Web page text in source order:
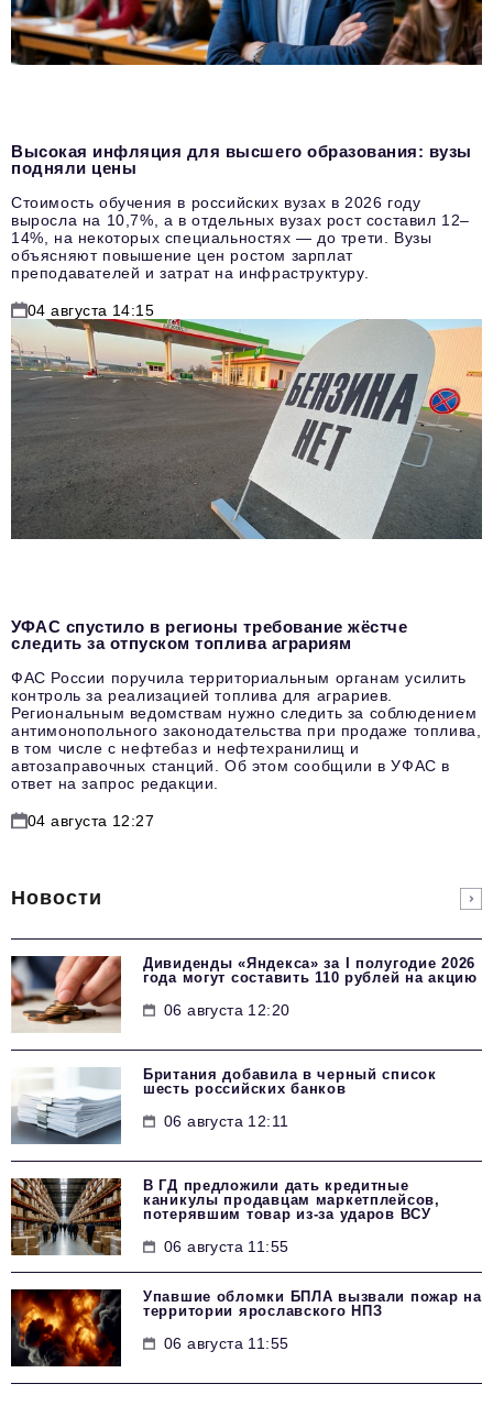
Высокая инфляция для высшего образования: вузы
подняли цены
Стоимость обучения в российских вузах в 2026 году
выросла на 10,7%, а в отдельных вузах рост составил 12–
14%, на некоторых специальностях — до трети. Вузы
объясняют повышение цен ростом зарплат
преподавателей и затрат на инфраструктуру.
04 августа 14:15
УФАС спустило в регионы требование жёстче
следить за отпуском топлива аграриям
ФАС России поручила территориальным органам усилить
контроль за реализацией топлива для аграриев.
Региональным ведомствам нужно следить за соблюдением
антимонопольного законодательства при продаже топлива,
в том числе с нефтебаз и нефтехранилищ и
автозаправочных станций. Об этом сообщили в УФАС в
ответ на запрос редакции.
04 августа 12:27
Новости
Дивиденды «Яндекса» за I полугодие 2026
года могут составить 110 рублей на акцию
06 августа 12:20
Британия добавила в черный список
шесть российских банков
06 августа 12:11
В ГД предложили дать кредитные
каникулы продавцам маркетплейсов,
потерявшим товар из-за ударов ВСУ
06 августа 11:55
Упавшие обломки БПЛА вызвали пожар на
территории ярославского НПЗ
06 августа 11:55